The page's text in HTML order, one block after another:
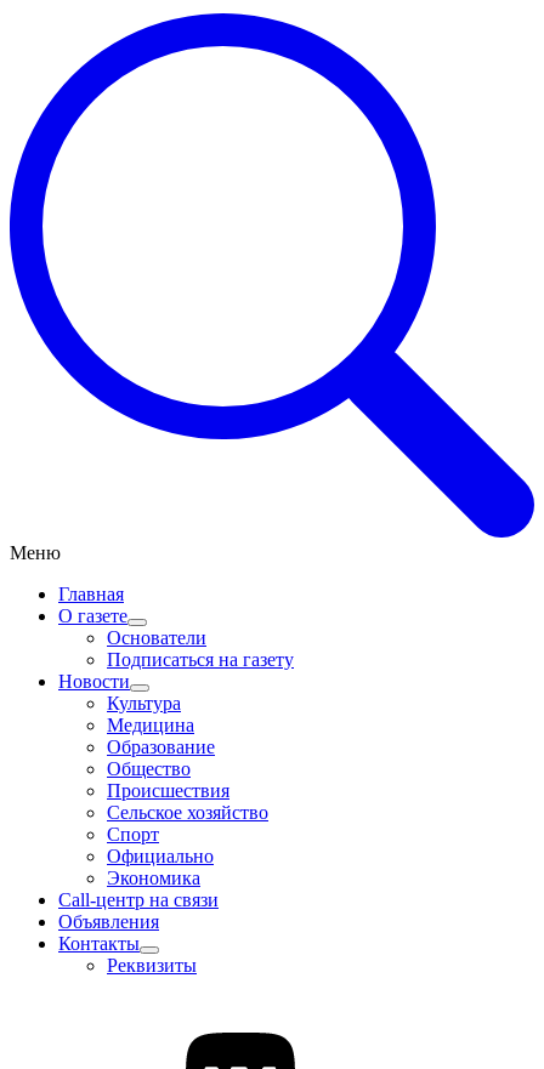
Меню
Главная
О газете
Основатели
Подписаться на газету
Новости
Культура
Медицина
Образование
Общество
Происшествия
Сельское хозяйство
Спорт
Официально
Экономика
Call-центр на связи
Объявления
Контакты
Реквизиты